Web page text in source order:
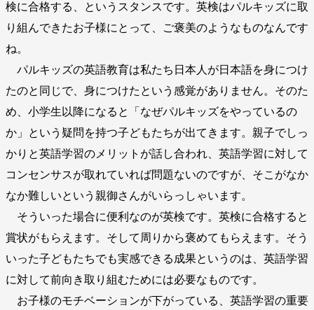
検に合格する、というスタンスです。英検はパルキッズに取
り組んできたお子様にとって、ご褒美のようなものなんです
ね。
パルキッズの英語教育は私たち日本人が日本語を身につけ
たのと同じで、身につけたという感覚がありません。そのた
め、小学生以降になると「なぜパルキッズをやっているの
か」という疑問を持つ子どもたちが出てきます。親子でしっ
かりと英語学習のメリットが話し合われ、英語学習に対して
コンセンサスが取れていれば問題ないのですが、そこがなか
なか難しいという親御さんがいらっしゃいます。
そういった場合に便利なのが英検です。英検に合格すると
賞状がもらえます。そして周りから褒めてもらえます。そう
いった子どもたちでも実感できる成果というのは、英語学習
に対して前向き取り組むためには必要なものです。
お子様のモチベーションが下がっている、英語学習の重要